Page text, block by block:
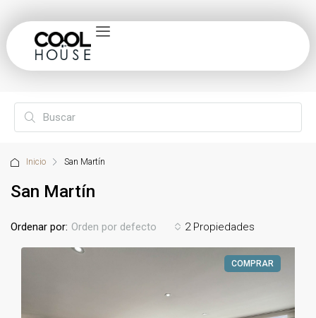
Inicio San Martín
San Martín
2 Propiedades
Ordenar por: Orden por defecto
COMPRAR